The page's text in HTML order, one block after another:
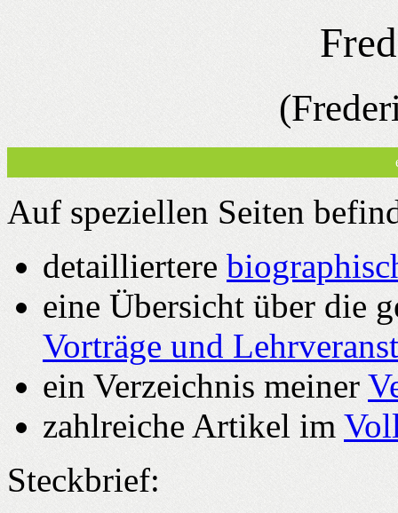
Auf speziellen Seiten
detailliertere
eine Übersicht über die
Vorträge und
ein Verzeichnis meiner
zahlreiche Artikel im
Steckbrief: